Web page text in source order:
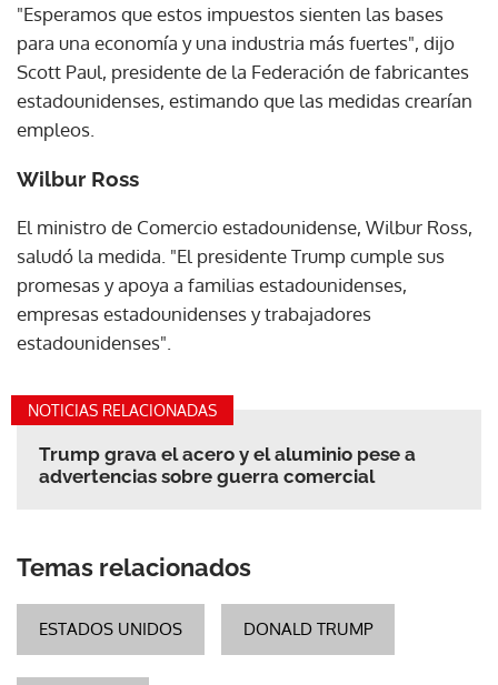
"Esperamos que estos impuestos sienten las bases
para una economía y una industria más fuertes", dijo
Scott Paul, presidente de la Federación de fabricantes
estadounidenses, estimando que las medidas crearían
empleos.
Wilbur Ross
El ministro de Comercio estadounidense, Wilbur Ross,
saludó la medida. "El presidente Trump cumple sus
promesas y apoya a familias estadounidenses,
empresas estadounidenses y trabajadores
estadounidenses".
NOTICIAS RELACIONADAS
Trump grava el acero y el aluminio pese a
advertencias sobre guerra comercial
Temas relacionados
ESTADOS UNIDOS DONALD TRUMP